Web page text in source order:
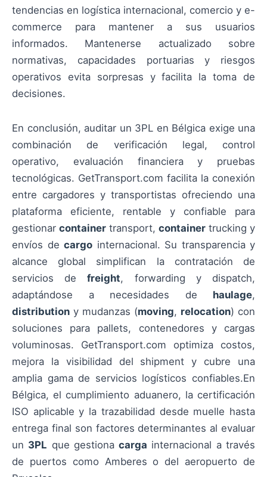
tendencias en logística internacional, comercio y e-
commerce para mantener a sus usuarios
informados. Mantenerse actualizado sobre
normativas, capacidades portuarias y riesgos
operativos evita sorpresas y facilita la toma de
decisiones.
En conclusión, auditar un 3PL en Bélgica exige una
combinación de verificación legal, control
operativo, evaluación financiera y pruebas
tecnológicas. GetTransport.com facilita la conexión
entre cargadores y transportistas ofreciendo una
plataforma eficiente, rentable y confiable para
gestionar container transport, container trucking y
envíos de cargo internacional. Su transparencia y
alcance global simplifican la contratación de
servicios defreight, forwarding y dispatch,
adaptándose a necesidades de haulage,
distribution y mudanzas (moving, relocation) con
soluciones para pallets, contenedores y cargas
voluminosas. GetTransport.com optimiza costos,
mejora la visibilidad del shipment y cubre una
amplia gama de servicios logísticos confiables.En
Bélgica, el cumplimiento aduanero, la certificación
ISO aplicable y la trazabilidad desde muelle hasta
entrega final son factores determinantes al evaluar
un 3PL que gestionacarga internacional a través
de puertos como Amberes o del aeropuerto de